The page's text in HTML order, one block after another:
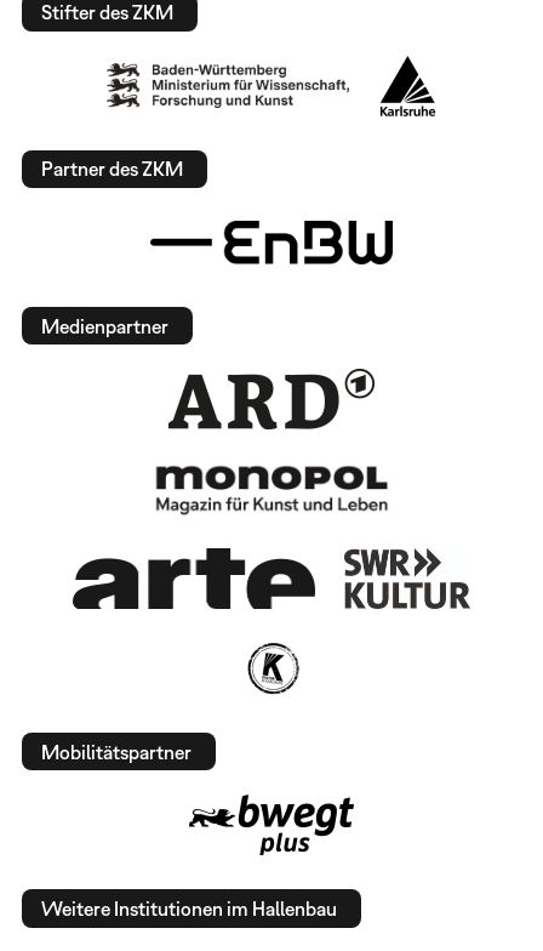
Stifter des ZKM
Partner des ZKM
Medienpartner
Mobilitätspartner
Weitere Institutionen im Hallenbau